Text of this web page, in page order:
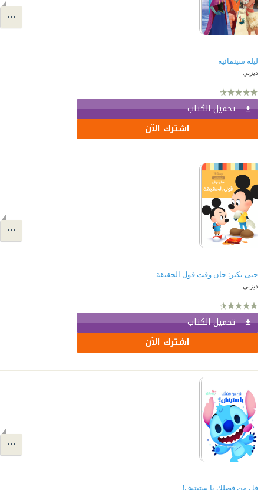
ليلة سينمائية
ديزني
تحميل الكتاب
اشترك الآن
حتى نكبر: حان وقت قول الحقيقة
ديزني
تحميل الكتاب
اشترك الآن